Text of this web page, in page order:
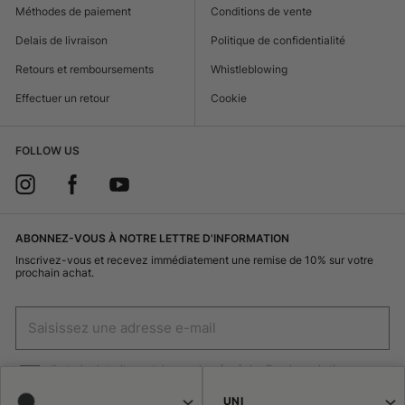
UNI
Méthodes de paiement
Delais de livraison
Retours et remboursements
Effectuer un retour
Conditions de vente
Politique de confidentialité
Whistleblowing
Cookie
FOLLOW US
ABONNEZ-VOUS À NOTRE LETTRE D'INFORMATION
Inscrivez-vous et recevez immédiatement une remise de 10% sur votre
prochain achat.
J'autorise le traitement de mes données à des fins de marketing